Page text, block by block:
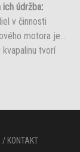
ich údržba:
v činnosti
motora je...
kvapalinu tvorí
/ KONTAKT